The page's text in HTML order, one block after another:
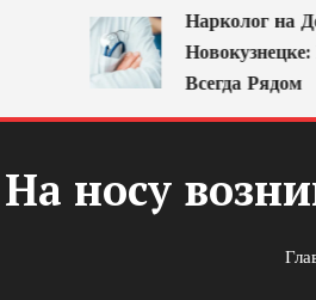
Нарколог на Дом в
Новокузнецке:
Всегда Рядом
На носу